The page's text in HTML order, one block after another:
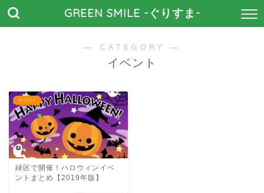
GREEN SMILE -ぐりすま-
― CATEGORY ―
イベント
イベント
緑区で開催！ハロウィンイベ
ントまとめ【2019年版】